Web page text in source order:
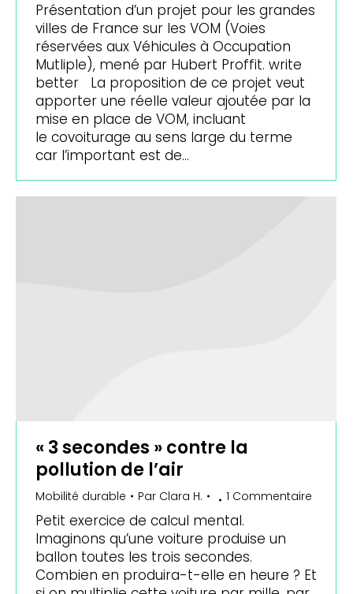
Présentation d’un projet pour les grandes
villes de France sur les VOM (Voies
réservées aux Véhicules à Occupation
Mutliple), mené par Hubert Proffit. write
better La proposition de ce projet veut
apporter une réelle valeur ajoutée par la
mise en place de VOM, incluant
le covoiturage au sens large du terme
car l’important est de…
« 3 secondes » contre la
pollution de l’air
Mobilité durable Par Clara H. 1 Commentaire
Petit exercice de calcul mental.
Imaginons qu’une voiture produise un
ballon toutes les trois secondes.
Combien en produira-t-elle en heure ? Et